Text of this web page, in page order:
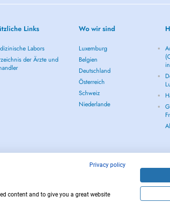
Links
Labors
der Ärzte und
Wo wir sind
Luxemburg
Belgien
Deutschland
Österreich
Schweiz
Niederlande
Privacy policy
content and to give you a great website